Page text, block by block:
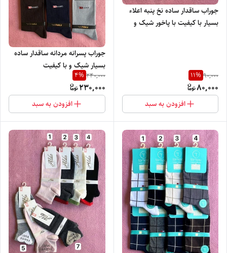
جوراب ساقدار ساده نخ پنبه اعلاء
بسیار با کیفیت با پاخور شیک و
90,000
11%
80,000
افزودن به سبد
جوراب پسرانه مردانه ساقدار ساده
بسیار شیک و با کیفیت
240,000
4%
230,000
افزودن به سبد